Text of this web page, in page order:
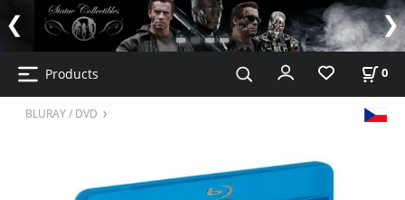
Products 0
BLURAY / DVD